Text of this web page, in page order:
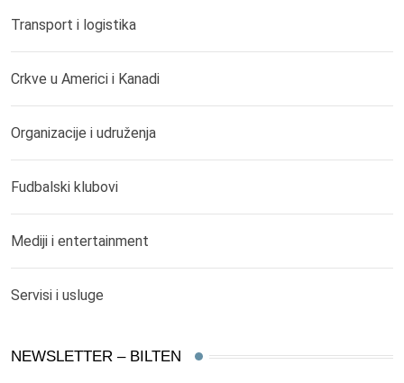
Transport i logistika
Crkve u Americi i Kanadi
Organizacije i udruženja
Fudbalski klubovi
Mediji i entertainment
Servisi i usluge
NEWSLETTER – BILTEN